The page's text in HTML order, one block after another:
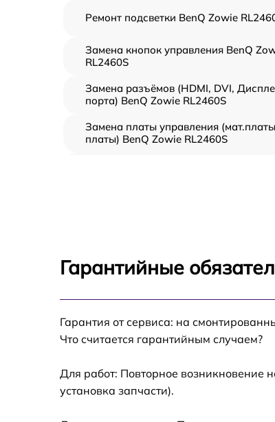
Ремонт подсветки BenQ Zowie
Замена кнопок управления BenQ
RL2460S
Замена разъёмов (HDMI, DVI,
порта) BenQ Zowie RL2460S
Замена платы управления
платы) BenQ Zowie RL2460S
Замена блока питания BenQ Zowie
Zowie RL2460S
Гарантийные
Гарантия от сервиса: на
Что считается гарантийным случаем?
Для работ: Повторное возникновение
установка запчасти).